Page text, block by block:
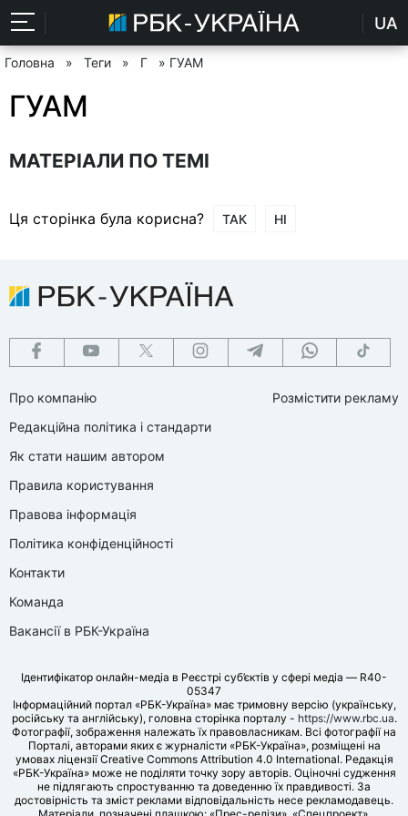
UA
Головна » Теги » Г » ГУАМ
ГУАМ
МАТЕРІАЛИ ПО ТЕМІ
Ця сторінка була корисна? ТАК НІ
Про компанію
Редакційна політика і стандарти
Як стати нашим автором
Правила користування
Правова інформація
Політика конфіденційності
Контакти
Команда
Вакансії в РБК-Україна
Розмістити рекламу
Ідентифікатор онлайн-медіа в Реєстрі суб’єктів у сфері медіа — R40-
05347
Інформаційний портал «РБК-Україна» має тримовну версію (українську,
російську та англійську), головна сторінка порталу - https://www.rbc.ua.
Фотографії, зображення належать їх правовласникам. Всі фотографії на
Порталі, авторами яких є журналісти «РБК-Україна», розміщені на
умовах ліцензії Creative Commons Attribution 4.0 International. Редакція
«РБК-Україна» може не поділяти точку зору авторів. Оціночні судження
не підлягають спростуванню та доведенню їх правдивості. За
достовірність та зміст реклами відповідальність несе рекламодавець.